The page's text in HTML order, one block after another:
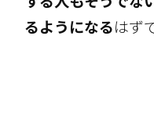
るようになるはず